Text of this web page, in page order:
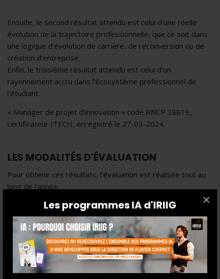
Les programmes IA d'IRIIG ×
Ensuite, le second résultat attendu est celui d'une réelle
évolution de la trajectoire professionnelle, que ce soit dans
une logique d'évolution de carrière, de reconversion ou de
création d'entreprise.
Enfin, le troisième résultat attendu est celui d'un
rayonnement accru dans l'écosystème professionnel de
l'étudiant.
« Manager de projet d'innovation » code RNCP 38819,
certificateur ITECH, enregistré le 27-03-2024.
LES MODALITÉS D'ÉVALUATION
Pour obtenir ces résultats, l'évaluation est réalisée tout au
long de l'année.
travaux individuelsetde groupes
sur des cas
réels d'entreprises, livrables et soutenances des missions
de conseil, et évaluation individuelle du projet professionnel.
Elle vise à valider autant les compétences techniques, les
"6C"que l'intégration professionnelle de l'étudiant dans son
stage ou dans son parcours d'alternance